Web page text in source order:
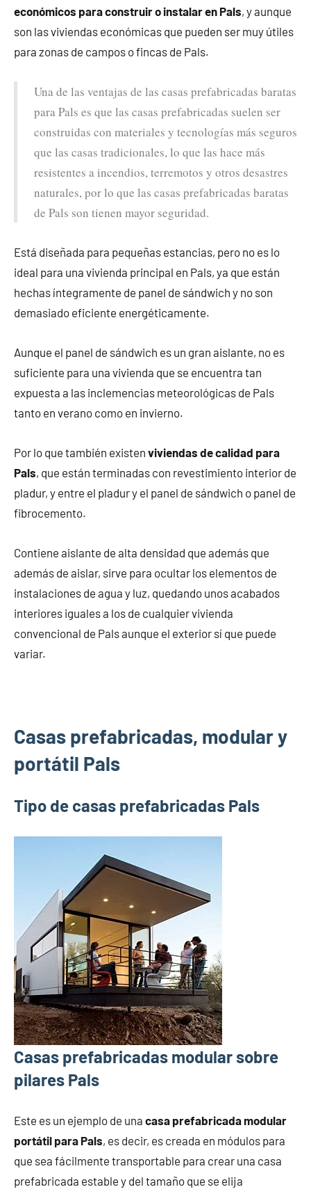
económicos para construir o instalar en Pals, y aunque
son las viviendas económicas que pueden ser muy útiles
para zonas de campos o fincas de Pals.
Una de las ventajas de las casas prefabricadas baratas
para Pals es que las casas prefabricadas suelen ser
construidas con materiales y tecnologías más seguros
que las casas tradicionales, lo que las hace más
resistentes a incendios, terremotos y otros desastres
naturales, por lo que las casas prefabricadas baratas
de Pals son tienen mayor seguridad.
Está diseñada para pequeñas estancias, pero no es lo
ideal para una vivienda principal en Pals, ya que están
hechas íntegramente de panel de sándwich y no son
demasiado eficiente energéticamente.
Aunque el panel de sándwich es un gran aislante, no es
suficiente para una vivienda que se encuentra tan
expuesta a las inclemencias meteorológicas de Pals
tanto en verano como en invierno.
Por lo que también existen viviendas de calidad para
Pals, que están terminadas con revestimiento interior de
pladur, y entre el pladur y el panel de sándwich o panel de
fibrocemento.
Contiene aislante de alta densidad que además que
además de aislar, sirve para ocultar los elementos de
instalaciones de agua y luz, quedando unos acabados
interiores iguales a los de cualquier vivienda
convencional de Pals aunque el exterior sí que puede
variar.
Casas prefabricadas, modular y
portátil Pals
Tipo de casas prefabricadas Pals
Casas prefabricadas modular sobre
pilares Pals
Este es un ejemplo de una casa prefabricada modular
portátil para Pals, es decir, es creada en módulos para
que sea fácilmente transportable para crear una casa
prefabricada estable y del tamaño que se elija